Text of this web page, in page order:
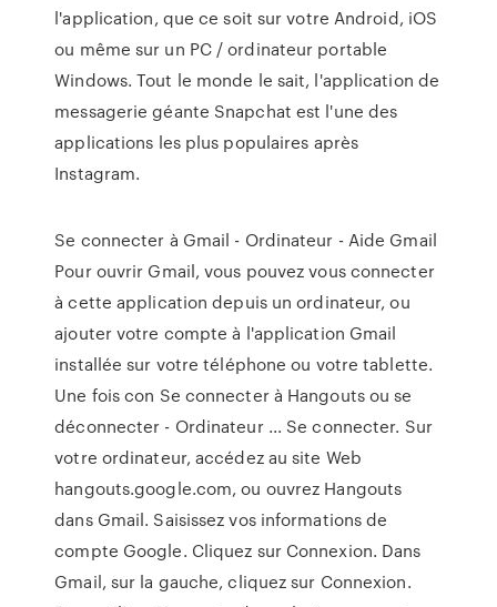
l'application, que ce soit sur votre Android, iOS
ou même sur un PC / ordinateur portable
Windows. Tout le monde le sait, l'application de
messagerie géante Snapchat est l'une des
applications les plus populaires après
Instagram.
Se connecter à Gmail - Ordinateur - Aide Gmail
Pour ouvrir Gmail, vous pouvez vous connecter
à cette application depuis un ordinateur, ou
ajouter votre compte à l'application Gmail
installée sur votre téléphone ou votre tablette.
Une fois con Se connecter à Hangouts ou se
déconnecter - Ordinateur ... Se connecter. Sur
votre ordinateur, accédez au site Web
hangouts.google.com, ou ouvrez Hangouts
dans Gmail. Saisissez vos informations de
compte Google. Cliquez sur Connexion. Dans
Gmail, sur la gauche, cliquez sur Connexion.